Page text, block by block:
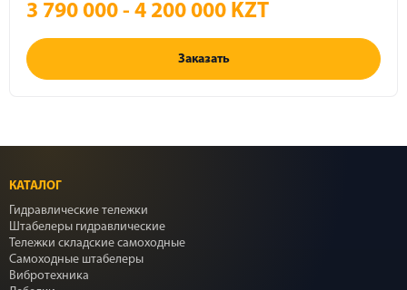
3 790 000 - 4 200 000 KZT
Заказать
КАТАЛОГ
Гидравлические тележки
Штабелеры гидравлические
Тележки складские самоходные
Самоходные штабелеры
Вибротехника